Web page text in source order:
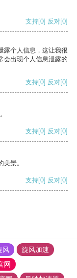
支持[0] 反对[0]
露个人信息，这让我很
会出现个人信息泄露的
支持[0] 反对[0]
支持[0] 反对[0]
景。
支持[0] 反对[0]
风
旋风加速
网